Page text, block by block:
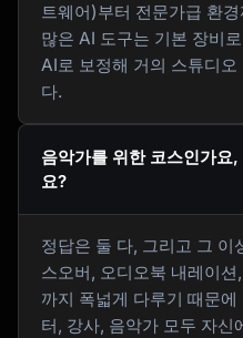
트웨어)부터 전문가급 환
많은 AI 도구는 기본 장비
AI로 보정해 거의 스튜디
다.
음악가를 위한 코스인가요
요?
정답은 둘 다, 그리고 그 이
스오버, 오디오북 내레이
까지 폭넓게 다루기 때문
터, 강사, 음악가 모두 자신